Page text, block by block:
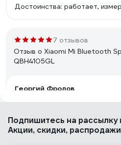
Достоинства: работает,
7 отзывов
Отзыв о Xiaomi Mi Bluetooth
QBH4105GL
Георгий Фролов
Даже не подозревал, что
берутся. За свои деньги на
этом формфакторе приборов.
Подпишитесь на рассылку
Акции, скидки,